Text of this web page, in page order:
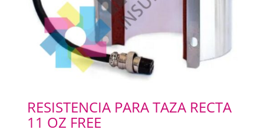
RESISTENCIA PARA TAZA RECTA
11 OZ FREE